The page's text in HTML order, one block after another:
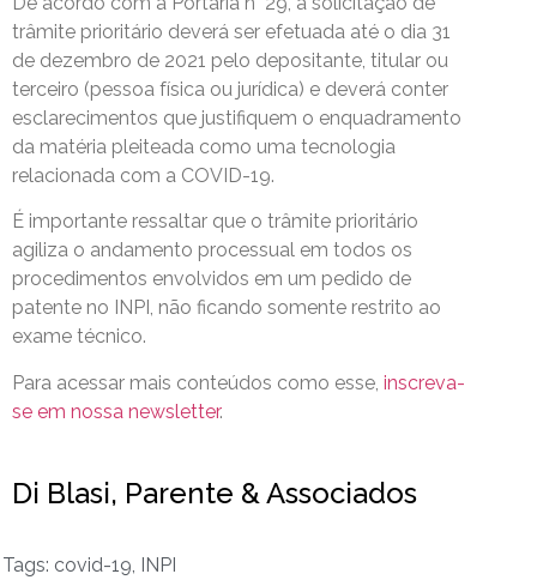
trâmite prioritário deverá ser efetuada até o dia 31
de dezembro de 2021 pelo depositante, titular ou
terceiro (pessoa física ou jurídica) e deverá conter
esclarecimentos que justifiquem o enquadramento
da matéria pleiteada como uma tecnologia
relacionada com a COVID-19.
É importante ressaltar que o trâmite prioritário
agiliza o andamento processual em todos os
procedimentos envolvidos em um pedido de
patente no INPI, não ficando somente restrito ao
exame técnico.
Para acessar mais conteúdos como esse, inscreva-
se em nossa newsletter.
Di Blasi, Parente & Associados
Tags: covid-19 INPI